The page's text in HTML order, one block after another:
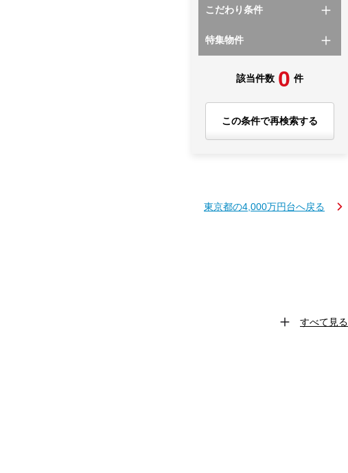
こだわり条件
特集物件
該当件数 0 件
この条件で再検索する
東京都の4,000万円台へ戻る
すべて見る